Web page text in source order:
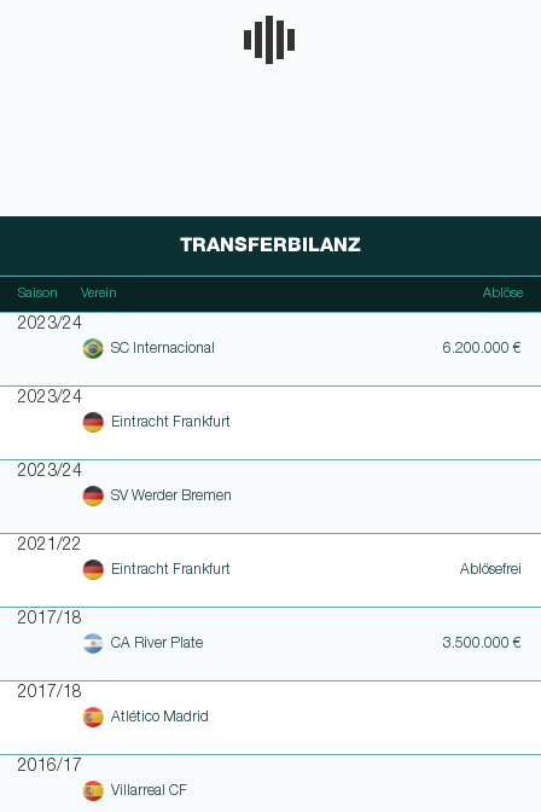
TRANSFERBILANZ
Saison Verein Ablöse
2023/24
SC Internacional 6.200.000 €
2023/24
Eintracht Frankfurt
2023/24
SV Werder Bremen
2021/22
Eintracht Frankfurt Ablösefrei
2017/18
CA River Plate 3.500.000 €
2017/18
Atlético Madrid
2016/17
Villarreal CF